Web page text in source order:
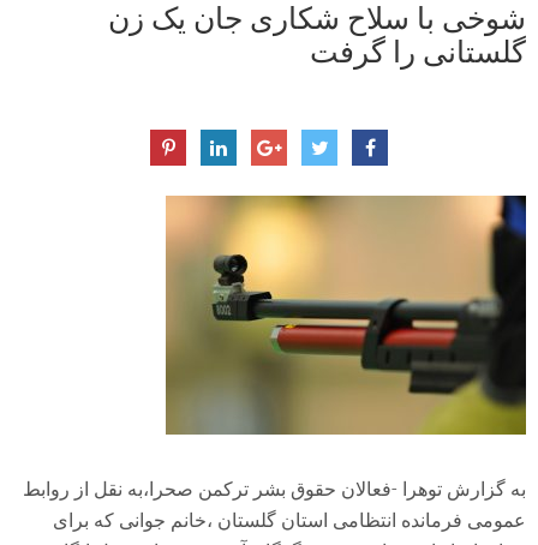
شوخی با سلاح شکاری جان یک زن
گلستانی را گرفت
به گزارش توهرا -فعالان حقوق بشر ترکمن صحرا،به نقل از روابط
عمومی فرمانده انتظامی استان گلستان ،خانم جوانی که برای